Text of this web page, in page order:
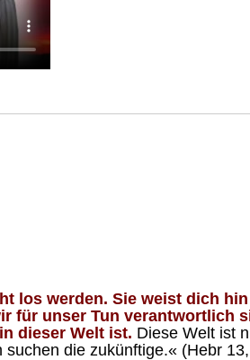
los werden. Sie weist dich
für unser Tun verantwortlich
dieser Welt ist. Diese Welt ist
die zukünftige.« (Hebr